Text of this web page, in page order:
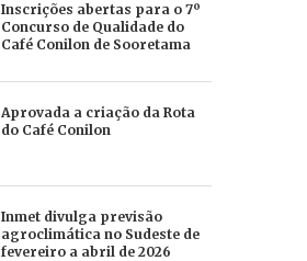
Inscrições abertas para o 7º
Concurso de Qualidade do
Café Conilon de Sooretama
Aprovada a criação da Rota
do Café Conilon
Inmet divulga previsão
agroclimática no Sudeste de
fevereiro a abril de 2026